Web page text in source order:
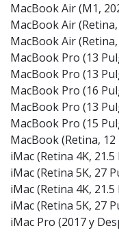
MacBook Air (M1,
MacBook Air
MacBook Air
MacBook Pro (13
MacBook Pro (13
MacBook Pro (16
MacBook Pro (13
MacBook Pro (15
MacBook (Retina,
iMac (Retina 4K,
iMac (Retina 5K, 27
iMac (Retina 4K,
iMac (Retina 5K, 27
iMac Pro (2017 y